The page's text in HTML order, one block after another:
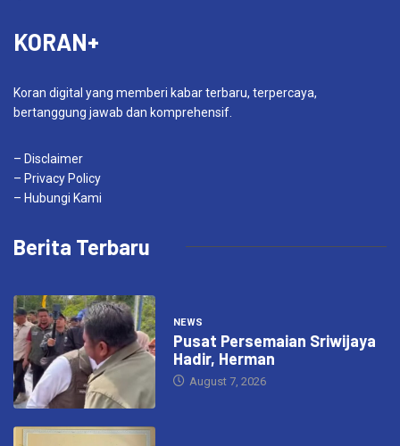
KORAN+
Koran digital yang memberi kabar terbaru, terpercaya,
bertanggung jawab dan komprehensif.
– Disclaimer
– Privacy Policy
– Hubungi Kami
Berita Terbaru
NEWS
Pusat Persemaian Sriwijaya
Hadir, Herman
August 7, 2026